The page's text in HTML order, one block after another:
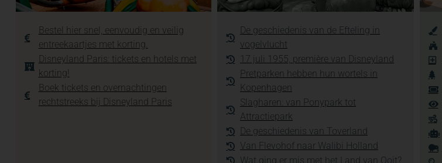
Bestel hier snel, eenvoudig en veilig
entreekaartjes met korting.
Disneyland Paris: tickets en hotels met
korting!
Boek tickets en overnachtingen
rechtstreeks bij Disneyland Paris
De geschiedenis van de Efteling in
vogelvlucht
17 juli 1955, première van Disneyland
Pretparken hebben hun wortels in
Kopenhagen
Slagharen: van Ponypark tot
Attractiepark
De geschiedenis van Toverland
Van Flevohof naar Walibi Holland
Wat ging er mis met het Land van Ooit?